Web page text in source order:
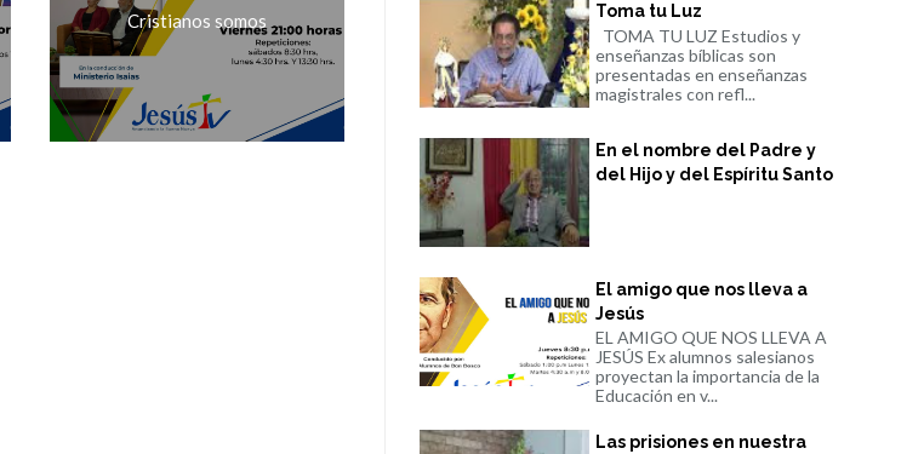
Cristianos somos Toma tu Luz
TOMA TU LUZ Estudios y
enseñanzas bíblicas son
presentadas en enseñanzas
magistrales con refl...
En el nombre del Padre y
del Hijo y del Espíritu Santo
El amigo que nos lleva a
Jesús
EL AMIGO QUE NOS LLEVA A
JESÚS Ex alumnos salesianos
proyectan la importancia de la
Educación en v...
Las prisiones en nuestra